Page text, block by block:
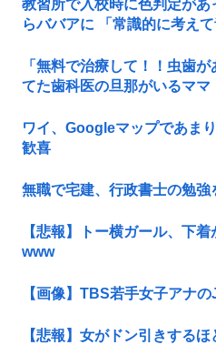
教習所で入校時に色判定が
らババアに 「常識的に考え
「無料で治療して！！虫歯
てた歯科医の旦那がいるママ
ワイ、Googleマップであま
歓喜
無職で宅建、行政書士の勉
【悲報】トー横ガール、下
www
【画像】TBS若手女子アナ
【悲報】女がドン引きする